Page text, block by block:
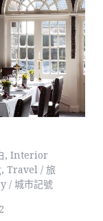
, Interior
, Travel / 旅
/ 城市記號